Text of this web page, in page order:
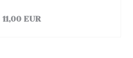
11,00 EUR